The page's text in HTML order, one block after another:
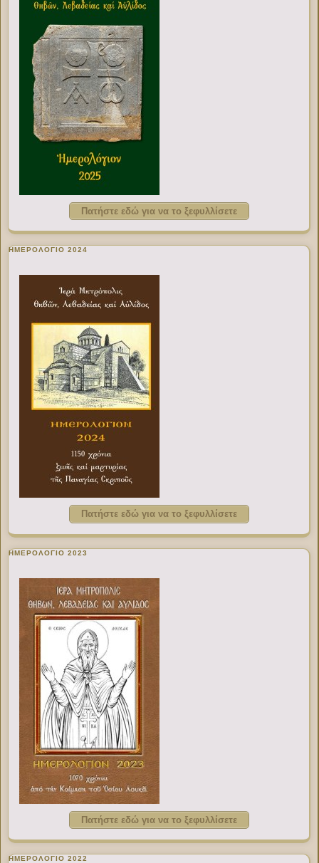
Πατήστε εδώ για να το ξεφυλλίσετε
ΗΜΕΡΟΛΟΓΙΟ 2024
Πατήστε εδώ για να το ξεφυλλίσετε
ΗΜΕΡΟΛΟΓΙΟ 2023
Πατήστε εδώ για να το ξεφυλλίσετε
ΗΜΕΡΟΛΟΓΙΟ 2022